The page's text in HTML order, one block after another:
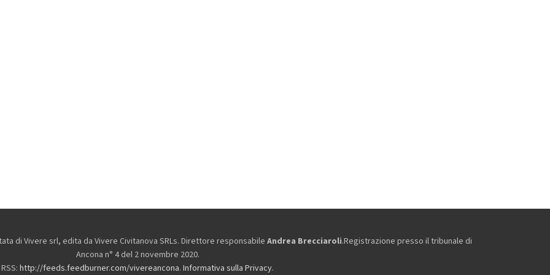
di Vivere srl, edita da Vivere Civitanova SRLs. Direttore responsabile Andrea Brecciaroli.Registrazione presso il tribunale di
Ancona n° 4 del 2 novembre 2020.
RSS: http://feeds.feedburner.com/vivereancona. Informativa sulla Privacy.